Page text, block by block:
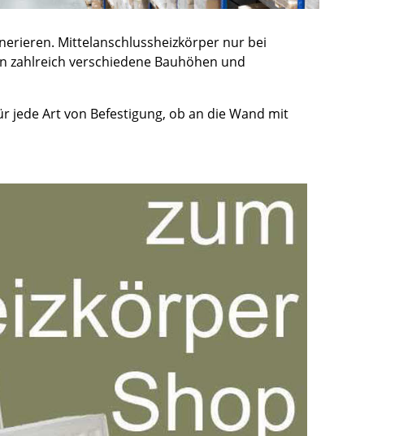
Mittelanschlussheizkörper nur bei
zahlreich verschiedene Bauhöhen und
jede Art von Befestigung, ob an die Wand mit